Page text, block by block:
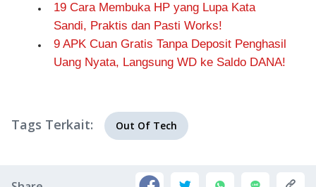
19 Cara Membuka HP yang Lupa Kata
Sandi, Praktis dan Pasti Works!
9 APK Cuan Gratis Tanpa Deposit Penghasil
Uang Nyata, Langsung WD ke Saldo DANA!
Tags Terkait: Out Of Tech